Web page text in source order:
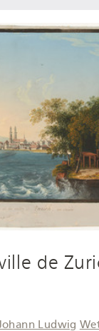
de
Ludwig